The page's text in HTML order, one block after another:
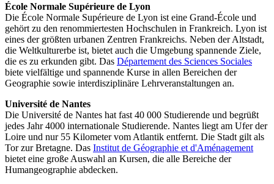
École Normale Supérieure de Lyon
Die École Normale Supérieure de Lyon ist eine Grand-École und
gehört zu den renommiertesten Hochschulen in Frankreich. Lyon ist
eines der größten urbanen Zentren Frankreichs. Neben der Altstadt,
die Weltkulturerbe ist, bietet auch die Umgebung spannende Ziele,
die es zu erkunden gibt. Das Département des Sciences Sociales
biete vielfältige und spannende Kurse in allen Bereichen der
Geographie sowie interdisziplinäre Lehrveranstaltungen an.
Université de Nantes
Die Université de Nantes hat fast 40 000 Studierende und begrüßt
jedes Jahr 4000 internationale Studierende. Nantes liegt am Ufer der
Loire und nur 55 Kilometer vom Atlantik entfernt. Die Stadt gilt als
Tor zur Bretagne. Das Institut de Géographie et d'Aménagement
bietet eine große Auswahl an Kursen, die alle Bereiche der
Humangeographie abdecken.